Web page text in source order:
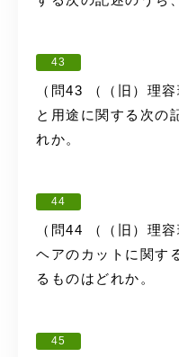
43
（問43 （（旧）理
と用途に関する次の
れか。
44
（問44 （（旧）理
ヘアのカットに関す
るものはどれか。
45